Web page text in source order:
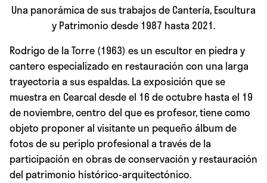
Una panorámica de sus trabajos de Cantería, Escultura
y Patrimonio desde 1987 hasta 2021.
Rodrigo de la Torre (1963) es un escultor en piedra y
cantero especializado en restauración con una larga
trayectoria a sus espaldas. La exposición que se
muestra en Cearcal desde el 16 de octubre hasta el 19
de noviembre, centro del que es profesor, tiene como
objeto proponer al visitante un pequeño álbum de
fotos de su periplo profesional a través de la
participación en obras de conservación y restauración
del patrimonio histórico-arquitectónico.